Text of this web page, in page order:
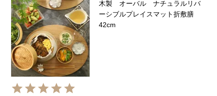
木製 オーバル ナチュラルリバ
ーシブルプレイスマット折敷膳
42cm